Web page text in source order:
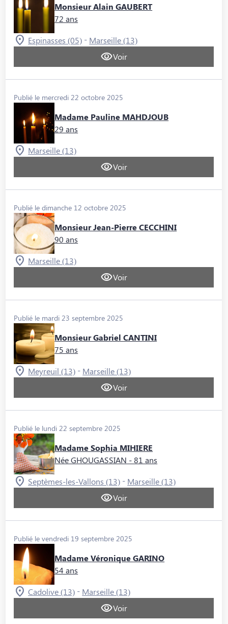
Monsieur Alain GAUBERT
72 ans
Espinasses (05) - Marseille (13)
Voir
Publié le mercredi 22 octobre 2025
Madame Pauline MAHDJOUB
29 ans
Marseille (13)
Voir
Publié le dimanche 12 octobre 2025
Monsieur Jean-Pierre CECCHINI
90 ans
Marseille (13)
Voir
Publié le mardi 23 septembre 2025
Monsieur Gabriel CANTINI
75 ans
Meyreuil (13) - Marseille (13)
Voir
Publié le lundi 22 septembre 2025
Madame Sophia MIHIERE
Née GHOUGASSIAN - 81 ans
Septèmes-les-Vallons (13) - Marseille (13)
Voir
Publié le vendredi 19 septembre 2025
Madame Véronique GARINO
54 ans
Cadolive (13) - Marseille (13)
Voir